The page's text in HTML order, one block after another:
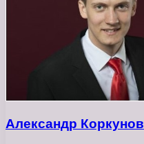
Александр Коркунов